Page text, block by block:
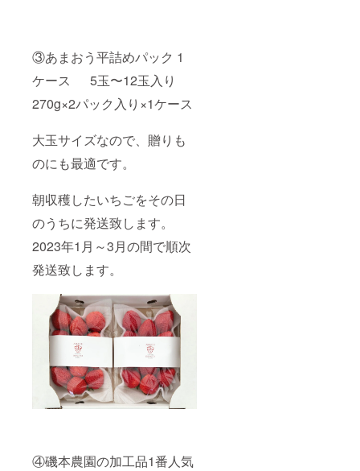
③あまおう平詰めパック 1
ケース 5玉〜12玉入り
270g×2パック入り×1ケース
大玉サイズなので、贈りも
のにも最適です。
朝収穫したいちごをその日
のうちに発送致します。
2023年1月～3月の間で順次
発送致します。
④磯本農園の加工品1番人気︎